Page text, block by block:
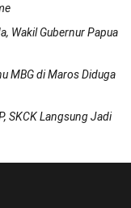
Wakil Gubernur Papua
MBG di Maros Diduga
SKCK Langsung Jadi